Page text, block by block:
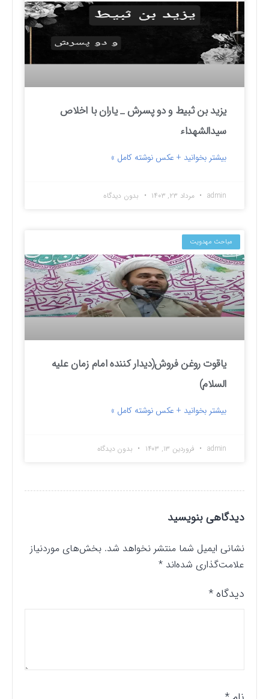
یزید بن ثبیط و دو پسرش _ یاران با اخلاص
سیدالشهداء
بیشتر بخوانید + عکس نوشته کامل »
admin مرداد ۲۳, ۱۴۰۳ بدون دیدگاه
مباحث مهدویت
یاقوت روغن فروش(دیدار کننده امام زمان علیه
السلام)
بیشتر بخوانید + عکس نوشته کامل »
admin فروردین ۱۳, ۱۴۰۳ بدون دیدگاه
دیدگاهی بنویسید
نشانی ایمیل شما منتشر نخواهد شد. بخش‌های موردنیاز
علامت‌گذاری شده‌اند*
دیدگاه*